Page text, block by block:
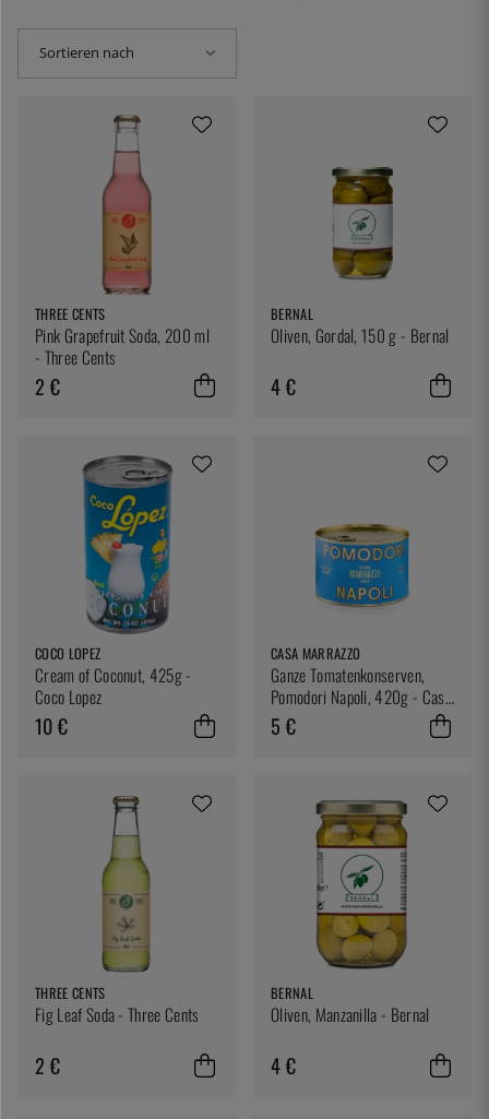
Sortieren nach
THREE CENTS
Pink Grapefruit Soda, 200 ml
- Three Cents
2 €
BERNAL
Oliven, Gordal, 150 g - Bernal
4 €
COCO LOPEZ
Cream of Coconut, 425g -
Coco Lopez
10 €
CASA MARRAZZO
Ganze Tomatenkonserven,
Pomodori Napoli, 420g - Casa
Marrazzo
5 €
THREE CENTS
Fig Leaf Soda - Three Cents
2 €
BERNAL
Oliven, Manzanilla - Bernal
4 €